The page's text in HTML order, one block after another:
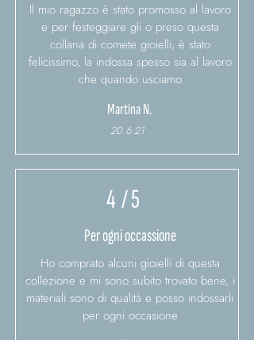
Il mio ragazzo è stato promosso al lavoro
e per festeggiare gli o preso questa
collana di comete gioielli, è stato
felicissimo, la indossa spesso sia al lavoro
che quando usciamo
Martina N.
20.6.21
4/ 5
Per ogni occassione
Ho comprato alcuni gioielli di questa
collezione e mi sono subito trovato bene, i
materiali sono di qualità e posso indossarli
per ogni occasione